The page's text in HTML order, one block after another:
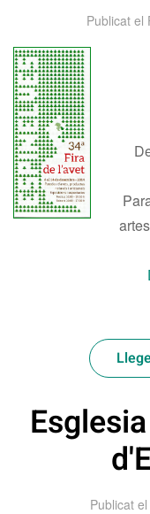
Publicat el
Publicat el